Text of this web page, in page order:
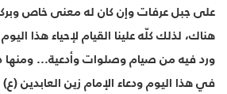
على جبل عرفات وإن كان له معنى خاص
هناك، لذلك كلّه علينا القيام لإحياء هذا
ورد فيه من صيام وصلوات وأدعية... ومنها
في هذا اليوم ودعاء الإمام زين العابدين